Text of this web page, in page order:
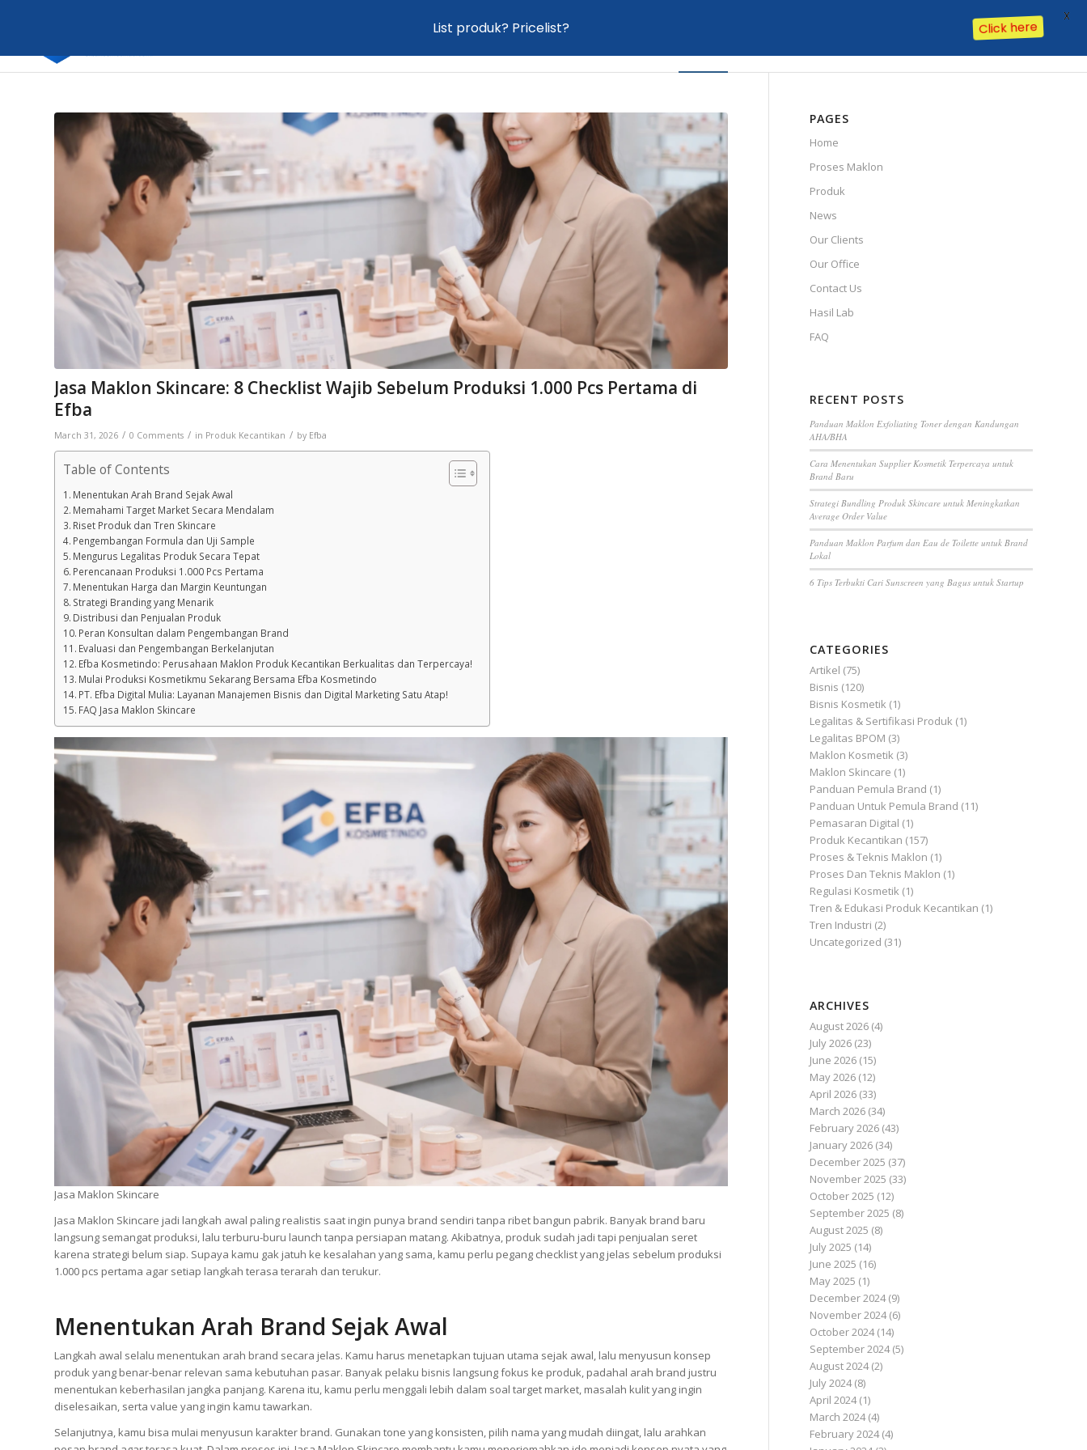
Jasa Maklon Skincare: 8 Checklist Wajib Sebelum Produksi 1.000 Pcs Pertama di
Efba
March 31, 2026 / 0 Comments / inProduk Kecantikan
Table of Contents
Menentukan Arah Brand Sejak Awal
Memahami Target Market Secara Mendalam
Riset Produk dan Tren Skincare
Pengembangan Formula dan Uji Sample
Mengurus Legalitas Produk Secara Tepat
Perencanaan Produksi 1.000 Pcs Pertama
Menentukan Harga dan Margin Keuntungan
Strategi Branding yang Menarik
Distribusi dan Penjualan Produk
Peran Konsultan dalam Pengembangan Brand
Evaluasi dan Pengembangan Berkelanjutan
Efba Kosmetindo: Perusahaan Maklon Produk Kecantikan Berkualitas dan Terpercaya!
Mulai Produksi Kosmetikmu Sekarang Bersama Efba Kosmetindo
PT. Efba Digital Mulia: Layanan Manajemen Bisnis dan Digital Marketing Satu Atap!
FAQ Jasa Maklon Skincare
Jasa Maklon Skincare
Jasa Maklon Skincare jadi langkah awal paling realistis saat ingin punya brand sendiri tanpa ribet bangun pabrik. Banyak brand baru
1.000 pcs pertama agar setiap langkah terasa terarah dan terukur.
Menentukan Arah Brand Sejak Awal
Langkah awal selalu menentukan arah brand secara jelas. Kamu harus menetapkan tujuan utama sejak awal, lalu menyusun konsep
produk yang benar-benar relevan sama kebutuhan pasar. Banyak pelaku bisnis langsung fokus ke produk, padahal arah brand justru
menentukan keberhasilan jangka panjang. Karena itu, kamu perlu menggali lebih dalam soal target market, masalah kulit yang ingin
PAGES
Home
Proses Maklon
Produk
News
Our Clients
Our Office
Contact Us
FAQ
RECENT POSTS
Panduan Maklon Exfoliating Toner dengan Kandungan
AHA/BHA
Cara Menentukan Supplier Kosmetik Terpercaya untuk
Brand Baru
Strategi Bundling Produk Skincare untuk Meningkatkan
Average Order Value
CATEGORIES
Artikel(75)
Bisnis(120)
Bisnis Kosmetik(1)
Legalitas & Sertifikasi Produk
Legalitas BPOM(3)
Maklon Kosmetik(3)
Maklon Skincare(1)
Panduan Pemula Brand(1)
Panduan Untuk Pemula Brand
Pemasaran Digital(1)
Produk Kecantikan(157)
Proses & Teknis Maklon(1)
Proses Dan Teknis Maklon
Regulasi Kosmetik(1)
ARCHIVES
August 2026(4)
July 2026(23)
June 2026(15)
May 2026 (12)
April 2026(33)
March 2026(34)
February 2026(43)
January 2026(34)
December 2025(37)
November 2025
October 2025
September 2025
August 2025(8)
July 2025(14)
June 2025(16)
May 2025(1)
December 2024(9)
November 2024
October 2024
September 2024
August 2024(2)
July 2024(8)
List produk? Pricelist? Click here
X